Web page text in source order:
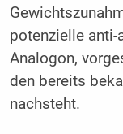
potenzielle anti-
Analogon,
den bereits
nachsteht.